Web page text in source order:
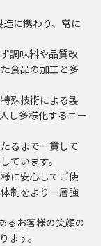
に携わり、常に
調味料や品質改
食品の加工と多
殊技術による製
し多様化するニー
るまで一貫して
ています。
に安心してご使
制をより一層強
るお客様の笑顔の
ます。